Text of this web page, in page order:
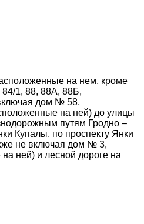
на нем, кроме
1, 88, 88А, 88Б,
дом № 58,
на ней) до улицы
путям Гродно –
Купалы, по проспекту Янки
не включая дом № 3,
ней) и лесной дороге на